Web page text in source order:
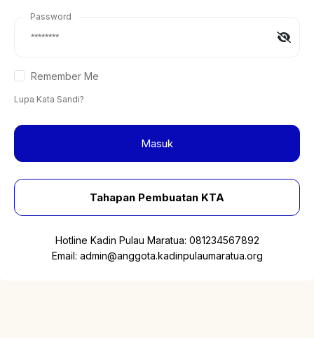
Password
Remember Me
Lupa Kata Sandi?
Masuk
Tahapan Pembuatan KTA
Hotline Kadin Pulau Maratua: 081234567892
Email: admin@anggota.kadinpulaumaratua.org